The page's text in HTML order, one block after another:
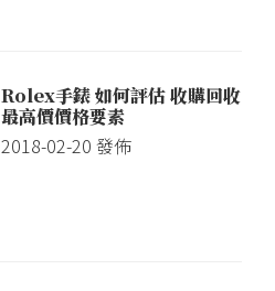
Rolex手錶 如何評估 收購回收
最高價價格要素
2018-02-20 發佈